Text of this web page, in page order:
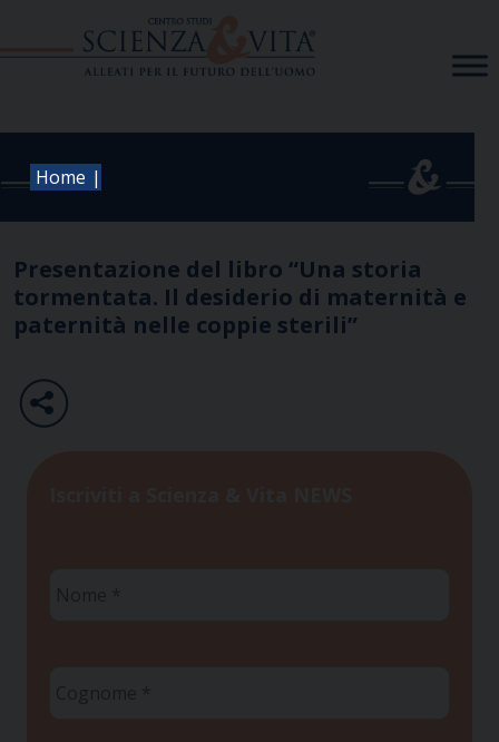
Home |
Presentazione del libro “Una storia
tormentata. Il desiderio di maternità e
paternità nelle coppie sterili”